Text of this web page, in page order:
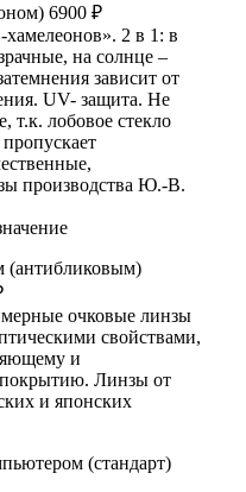
6900 ₽
2 в 1: в
на солнце –
зависит от
UV- защита. Не
т.к. лобовое стекло
производства Ю.-В.
(антибликовым)
очковые линзы
свойствами,
и
Линзы от
и японских
(стандарт)